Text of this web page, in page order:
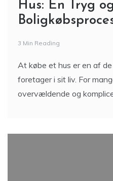
Hus: En Tryg
3 Min Reading
At købe et hus er en af
foretager i sit liv. For
overvældende og